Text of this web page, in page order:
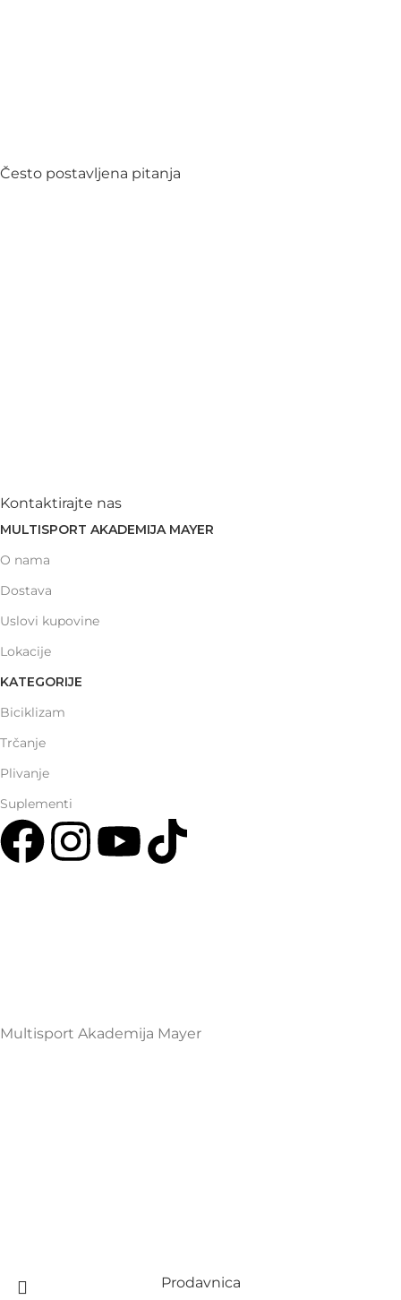
Često postavljena pitanja
Kontaktirajte nas
MULTISPORT AKADEMIJA MAYER
O nama
Dostava
Uslovi kupovine
Lokacije
KATEGORIJE
Biciklizam
Trčanje
Plivanje
Suplementi
Multisport Akademija Mayer
Prodavnica